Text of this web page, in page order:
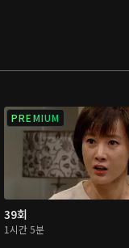
PREMIUM
39회
1시간 5분